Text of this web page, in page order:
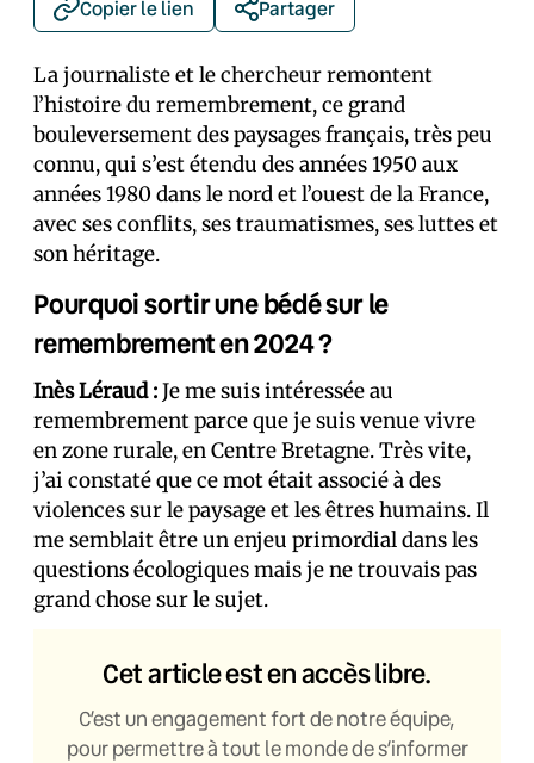
Copier le lien Partager
La journaliste et le chercheur remontent
l’histoire du remembrement, ce grand
bouleversement des paysages français, très peu
connu, qui s’est étendu des années 1950 aux
années 1980 dans le nord et l’ouest de la France,
avec ses conflits, ses traumatismes, ses luttes et
son héritage.
Pourquoi sortir une bédé sur le
remembrement en 2024 ?
Inès Léraud :Je me suis intéressée au
remembrement parce que je suis venue vivre
en zone rurale, en Centre Bretagne. Très vite,
j’ai constaté que ce mot était associé à des
violences sur le paysage et les êtres humains. Il
me semblait être un enjeu primordial dans les
questions écologiques mais je ne trouvais pas
grand chose sur le sujet.
Cet article est en accès libre.
C’est un engagement fort de notre équipe,
pour permettre à tout le monde de s’informer